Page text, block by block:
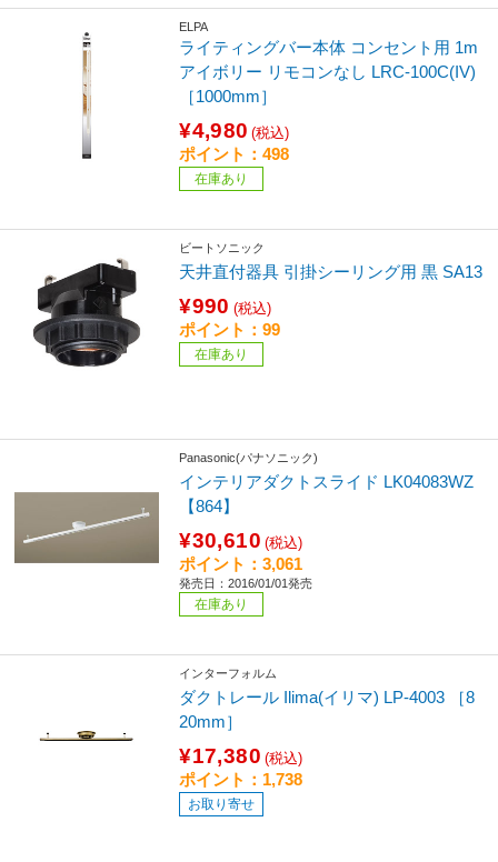
ELPA
ライティングバー本体 コンセント用 1m
アイボリー リモコンなし LRC-100C(IV)
［1000mm］
¥4,980 (税込)
ポイント：498
在庫あり
ビートソニック
天井直付器具 引掛シーリング用 黒 SA13
¥990 (税込)
ポイント：99
在庫あり
Panasonic(パナソニック)
インテリアダクトスライド LK04083WZ
【864】
¥30,610 (税込)
ポイント：3,061
発売日：2016/01/01発売
在庫あり
インターフォルム
ダクトレール Ilima(イリマ) LP-4003 ［8
20mm］
¥17,380 (税込)
ポイント：1,738
お取り寄せ